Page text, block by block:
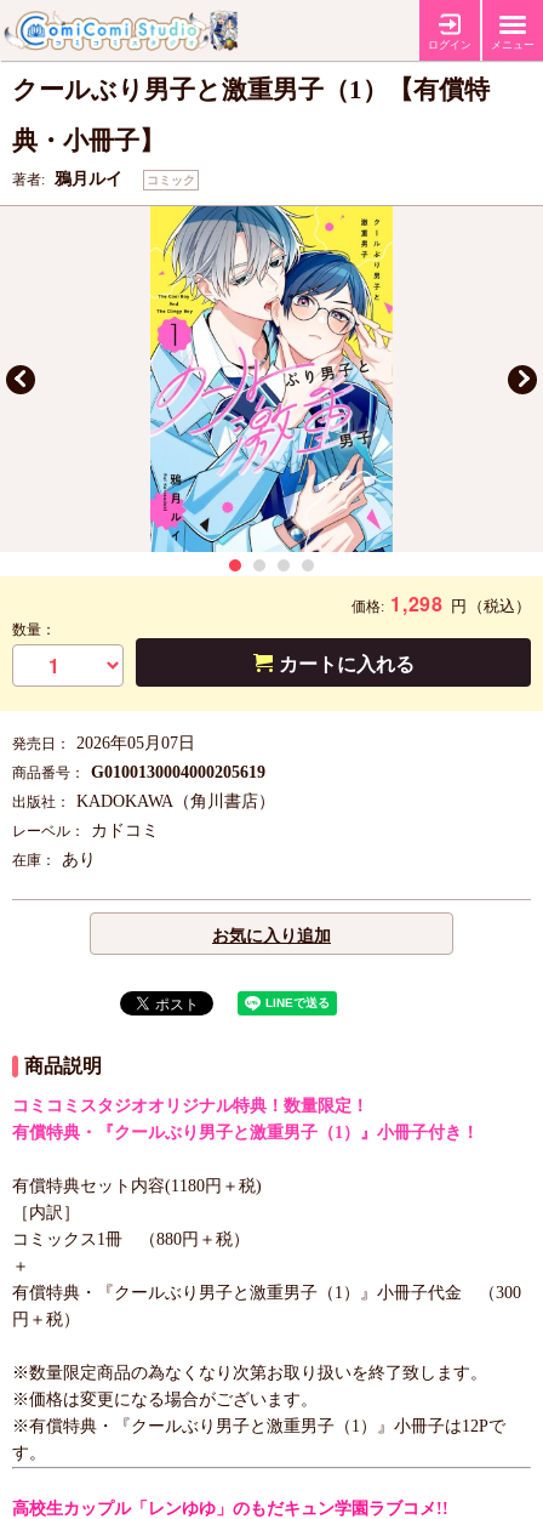
ログイン メニュー
特典 【有償特典・『クールぶり男子と激重男子（1）』小冊子】
【コミコミ特
典4Pリーフレット】 【コミコミ特典クリアイラストカード】
クールぶり男子と激重男子（1）【有償特
典・小冊子】
著者: 鴉月ルイ コミック
価格: 1,298 円 （税込）
数量：
カートに入れる
発売日： 2026年05月07日
商品番号： G0100130004000205619
出版社： KADOKAWA（角川書店）
レーベル： カドコミ
在庫： あり
お気に入り追加
商品説明
コミコミスタジオオリジナル特典！数量限定！
有償特典・『クールぶり男子と激重男子（1）』小冊子付き！
有償特典セット内容(1180円＋税)
［内訳］
コミックス1冊 （880円＋税）
＋
有償特典・『クールぶり男子と激重男子（1）』小冊子代金 （300
円＋税）
※数量限定商品の為なくなり次第お取り扱いを終了致します。
※価格は変更になる場合がございます。
※有償特典・『クールぶり男子と激重男子（1）』小冊子は12Pで
す。
高校生カップル「レンゆゆ」のもだキュン学園ラブコメ!!